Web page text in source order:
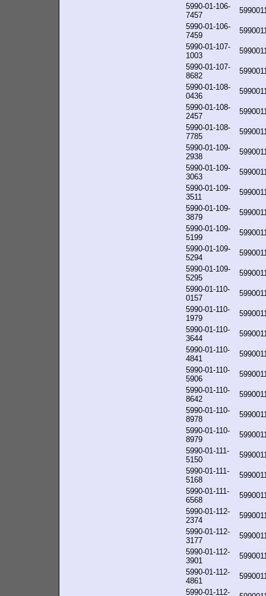
5990-01-106-
7457
5990-01-106-
7459
5990-01-107-
1003
5990-01-107-
8682
5990-01-108-
0436
5990-01-108-
2457
5990-01-108-
7785
5990-01-109-
2938
5990-01-109-
3063
5990-01-109-
3511
5990-01-109-
3879
5990-01-109-
5199
5990-01-109-
5294
5990-01-109-
5295
5990-01-110-
0157
5990-01-110-
1979
5990-01-110-
3644
5990-01-110-
4841
5990-01-110-
5906
5990-01-110-
8642
5990-01-110-
8978
5990-01-110-
8979
5990-01-111-
5150
5990-01-111-
5168
5990-01-111-
6568
5990-01-112-
2374
5990-01-112-
3177
5990-01-112-
3901
5990-01-112-
4861
5990-01-112-